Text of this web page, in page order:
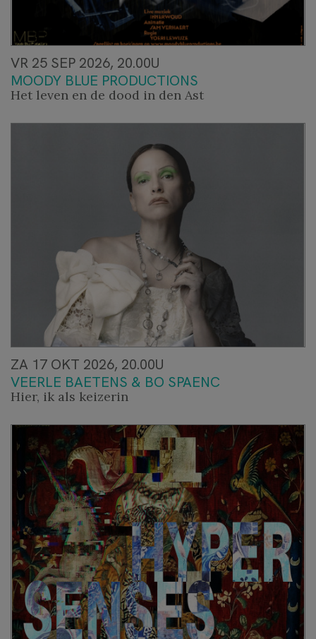
VR 25 SEP 2026, 20.00U
MOODY BLUE PRODUCTIONS
Het leven en de dood in den Ast
ZA 17 OKT 2026, 20.00U
VEERLE BAETENS & BO SPAENC
Hier, ik als keizerin